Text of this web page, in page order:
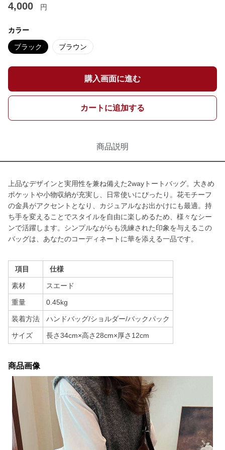
4,000 円
カラー
ブラック ブラウン
購入画面に進む
カートに追加する
商品説明
上品なデザインと実用性を兼ね備えた2wayトートバッグ。大きめ
ポケットや小物収納が充実し、日常使いにぴったり。花モチーフ
の金具がアクセントとなり、カジュアルなお出かけにも最適。持
ち手を変えることでスタイルを自由に楽しめるため、様々なシー
ンで活躍します。シンプルながらも洗練された印象を与えるこの
バッグは、あなたのコーディネートに華を添える一品です。
項目 仕様
素材 スエード
重量 0.45kg
装着方法 ハンドバッグ/ショルダー/バックパック
サイズ 長さ34cm×高さ28cm×厚さ12cm
商品画像